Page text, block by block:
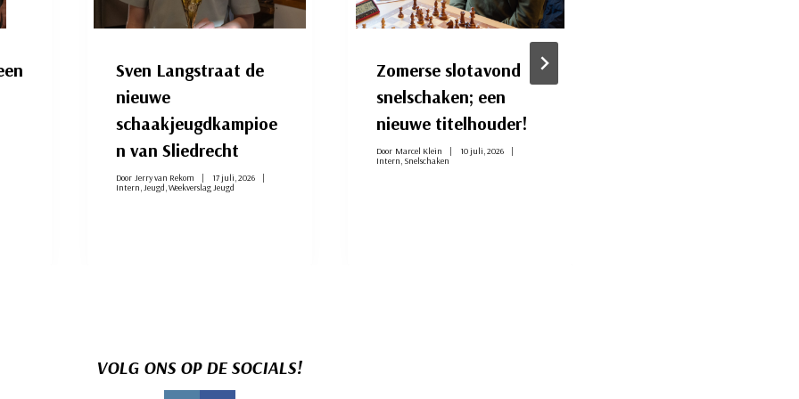
Sven Langstraat de
nieuwe
schaakjeugdkampioe
n van Sliedrecht
Door Jerry van Rekom
17 juli, 2026
Intern,Jeugd,Weekverslag Jeugd
Zomerse slotavond
snelschaken; een
nieuwe titelhouder!
Door Marcel Klein
10 juli, 2026
Intern, Snelschaken
VOLG ONS OP DE SOCIALS!